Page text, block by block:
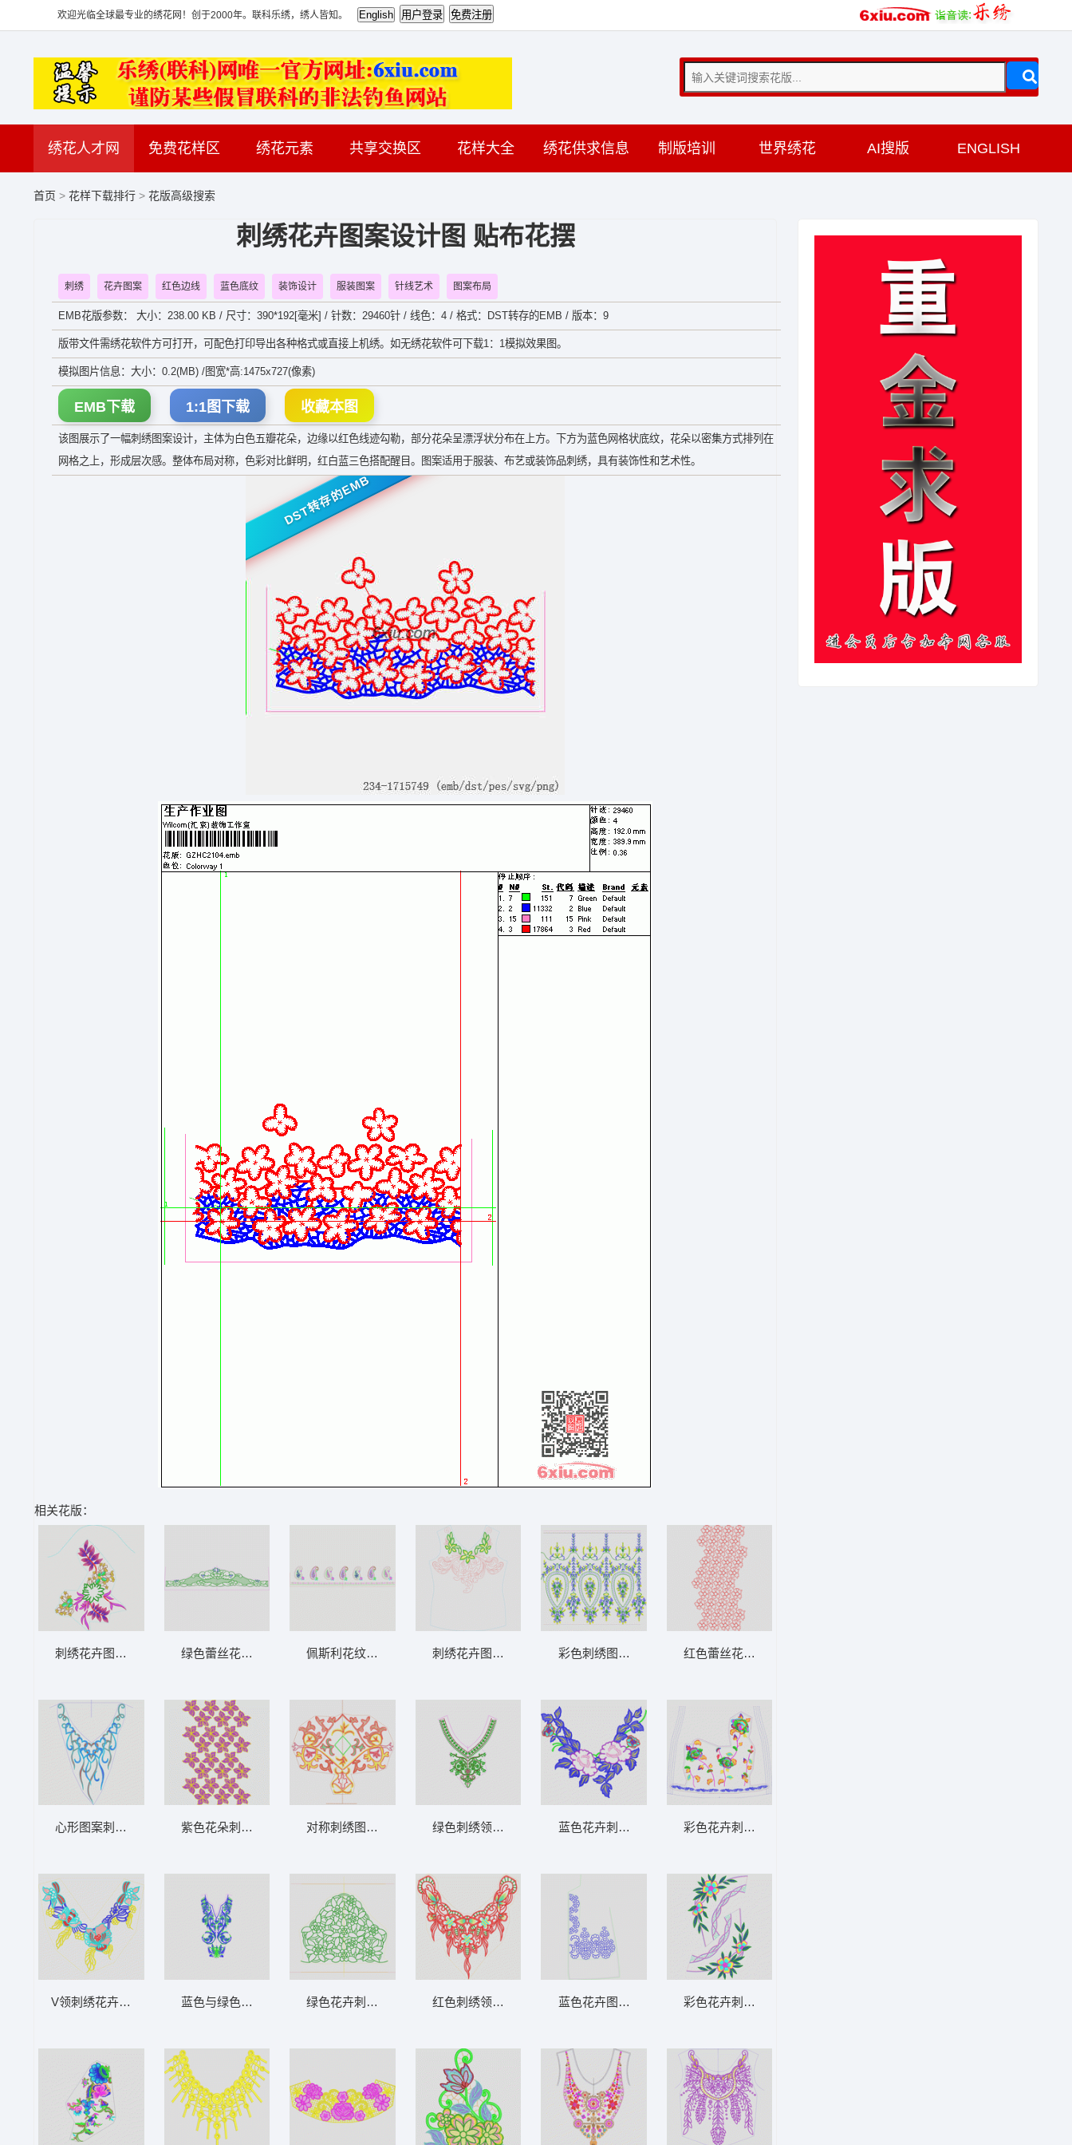
欢迎光临全球最专业的绣花网！创于2000年。联科乐绣，绣人皆知。
绣花人才网 免费花样区 绣花元素 共享交换区 花样大全 绣花供求信息 制版培训 世界绣花 AI搜版 ENGLISH
首页 > 花样下载排行 > 花版高级搜索
刺绣花卉图案设计图 贴布花摆
刺绣 花卉图案 红色边线 蓝色底纹 装饰设计 服装图案 针线艺术 图案布局
EMB花版参数： 大小：238.00 KB / 尺寸：390*192[毫米] / 针数：29460针 / 线色：4 / 格式：DST转存的EMB / 版本：9
版带文件需绣花软件方可打开，可配色打印导出各种格式或直接上机绣。如无绣花软件可下载1：1模拟效果图。
模拟图片信息：大小：0.2(MB) /图宽*高:1475x727(像素)
EMB下载 1:1图下载 收藏本图
该图展示了一幅刺绣图案设计，主体为白色五瓣花朵，边缘以红色线迹勾勒，部分花朵呈漂浮状分布在上方。下方为蓝色网格状底纹，花朵以密集方式排列在
网格之上，形成层次感。整体布局对称，色彩对比鲜明，红白蓝三色搭配醒目。图案适用于服装、布艺或装饰品刺绣，具有装饰性和艺术性。
DST转存的EMB
相关花版：
刺绣花卉图案设计稿 贴布花
心形图案刺绣设计图 贴花领心形
V领刺绣花卉装饰图案 烫花领
绿色蕾丝花边设计图 裙边花
紫色花朵刺绣图案 花朵匹绣
蓝色与绿色花卉刺绣图案 鹰领抽象曲线
佩斯利花纹刺绣图案 水滴状条
对称刺绣图案设计图 抽象吉祥三角
绿色花卉刺绣图案设计图 肩花
刺绣花卉图案上衣设计图 绳绣领
绿色刺绣领口设计图 亮片 领
红色刺绣领口装饰图案 抽象领花
彩色刺绣图案设计图 抽象带条
蓝色花卉刺绣装饰图案 贴布玫瑰花
蓝色花卉图案裁剪图 镂空花
红色蕾丝花图案装饰 简单花匹绣
彩色花卉刺绣图案设计图 传统牡丹花
彩色花卉刺绣图案设计 优美花条